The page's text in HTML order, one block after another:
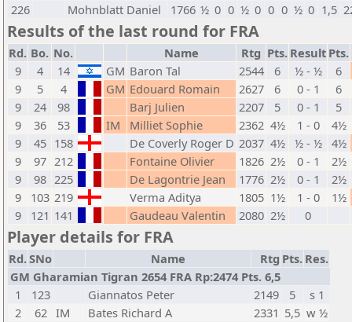
226
Mohnblatt Daniel 1766 ½ 0 0 ½ 0 0 0 ½ 0 1,5
Results of the last round for FRA
Rd. Bo. No. Name Rtg Pts. Result Pts.
9
4 14 GM Baron Tal 2544 6 ½ - ½
6
9
5 4 GM Edouard Romain 2627 6 0 - 1
6
9
24 98 Barj Julien 2207 5 0 - 1
5
9
36 53 IM Milliet Sophie 2362 4½ 1 - 0
4½
9
45 158 De Coverly Roger D 2037 4½ ½ - ½ 4½
9
97 212 Fontaine Olivier 1826 2½ 0 - 1
2½
9
98 225 De Lagontrie Jean 1776 2½ 0 - 1
2½
9
103 219 Verma Aditya 1805 1½ 1 - 0
1½
9
121 141 Gaudeau Valentin 2080 2½ 0
Player details for FRA
Rd.SNo Name Rtg Pts. Res.
GM Gharamian Tigran 2654 FRA Rp:2474 Pts. 6,5
1
123 Giannatos Peter 2149 5
s 1
2
62 IM Bates Richard A 2331 5,5 w ½